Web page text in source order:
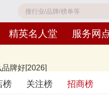
精英名人堂 服务网
牌好[2026]
金、HITACHI、海尔Haier、海
么牌子的中央空调好？您可
榜 关注榜 招商榜